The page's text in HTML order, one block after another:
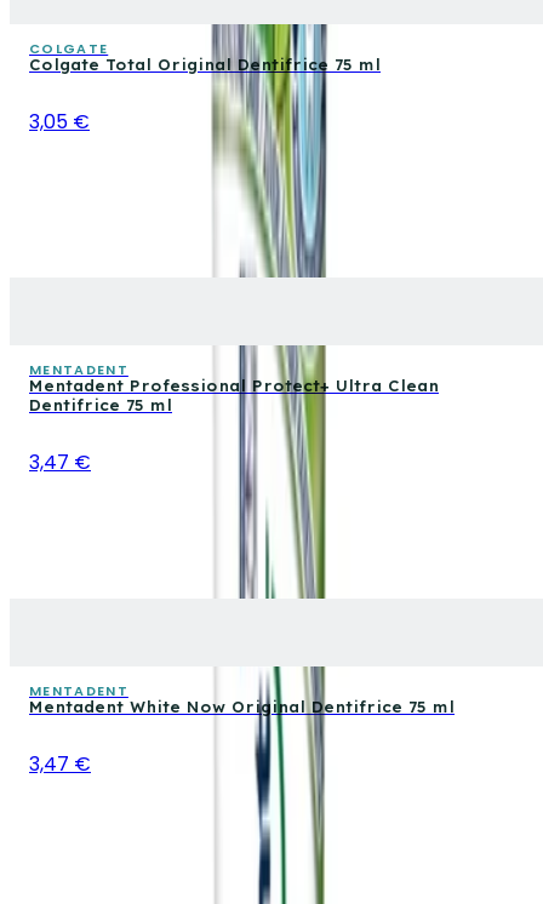
COLGATE
Colgate Total Original Dentifrice 75 ml
3,05 €
MENTADENT
Mentadent Professional Protect+ Ultra Clean
Dentifrice 75 ml
3,47 €
MENTADENT
Mentadent White Now Original Dentifrice 75 ml
3,47 €